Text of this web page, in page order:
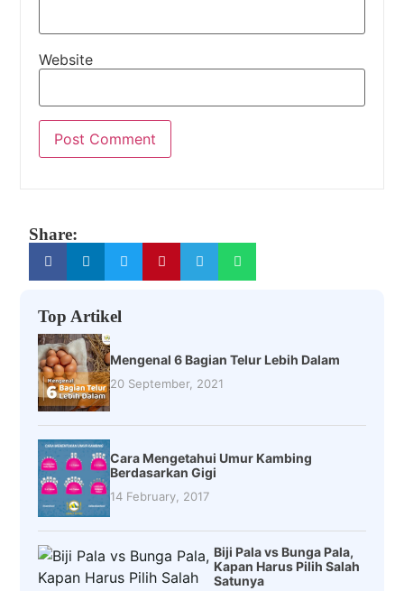
Website
Share:
Top Artikel
Mengenal 6 Bagian Telur Lebih Dalam
20 September, 2021
Cara Mengetahui Umur Kambing
Berdasarkan Gigi
14 February, 2017
Biji Pala vs Bunga Pala,
Kapan Harus Pilih Salah
Satunya